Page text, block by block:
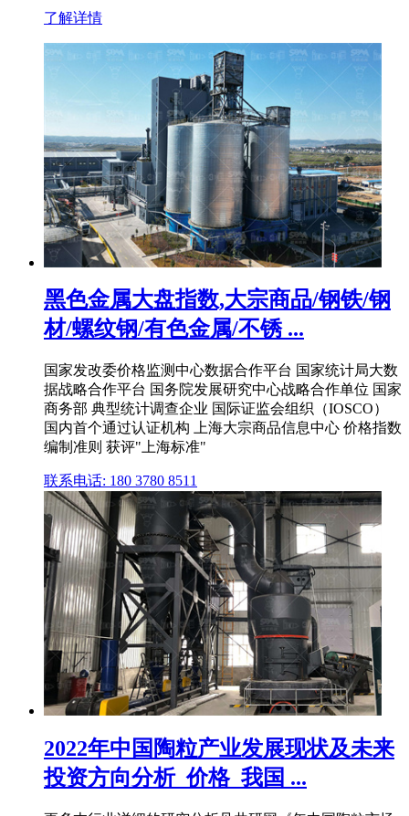
了解详情
黑色金属大盘指数,大宗商品/钢铁/钢
材/螺纹钢/有色金属/不锈 ...
国家发改委价格监测中心数据合作平台 国家统计局大数
据战略合作平台 国务院发展研究中心战略合作单位 国家
商务部 典型统计调查企业 国际证监会组织（IOSCO）
国内首个通过认证机构 上海大宗商品信息中心 价格指数
编制准则 获评"上海标准"
联系电话: 180 3780 8511
2022年中国陶粒产业发展现状及未来
投资方向分析_价格_我国 ...